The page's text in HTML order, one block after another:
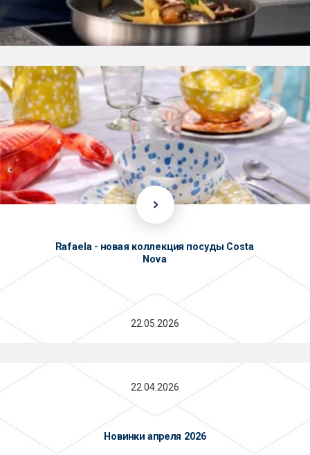
Rafaela - новая коллекция посуды Costa
Nova
22.05.2026
22.04.2026
Новинки апреля 2026